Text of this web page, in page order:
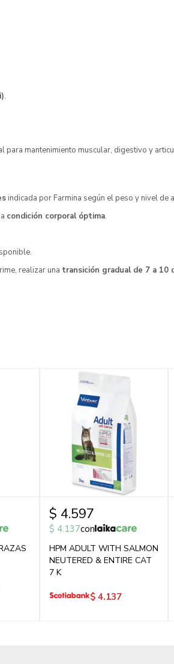
.
para mantenimiento muscular, digestivo y
indicada por Farmina según el peso y nivel de
condición corporal óptima.
realizar una transición gradual de 7 a 10
$ 4.597
$ 4.137con
HPM ADULT WITH SALMON
NEUTERED & ENTIRE CAT
7 K
$ 4.137